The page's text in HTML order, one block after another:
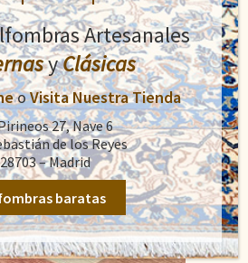
precio
original
era:
800,00€.
precio
actual
es:
550,00€.
al carrito
Artesanales
yClásicas
oVisita Nuestra Tienda
27, Nave 6
de los Reyes
28703 – Madrid
baratas